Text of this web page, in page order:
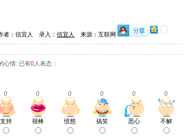
者：信宜人 录入： 信宜人 来源：互联网
心情: 已有0人表态：
0 0 0 0 0 0
支持 很棒 愤怒 搞笑 恶心 不解